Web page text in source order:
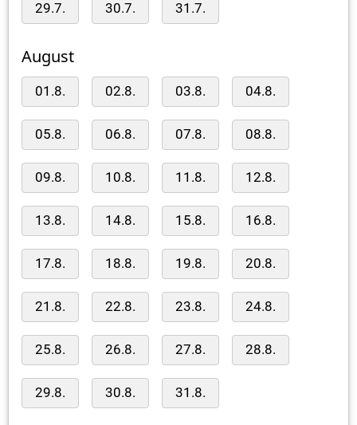
29.7. 30.7. 31.7.
August
01.8. 02.8. 03.8. 04.8.
05.8. 06.8. 07.8. 08.8.
09.8. 10.8. 11.8. 12.8.
13.8. 14.8. 15.8. 16.8.
17.8. 18.8. 19.8. 20.8.
21.8. 22.8. 23.8. 24.8.
25.8. 26.8. 27.8. 28.8.
29.8. 30.8. 31.8.